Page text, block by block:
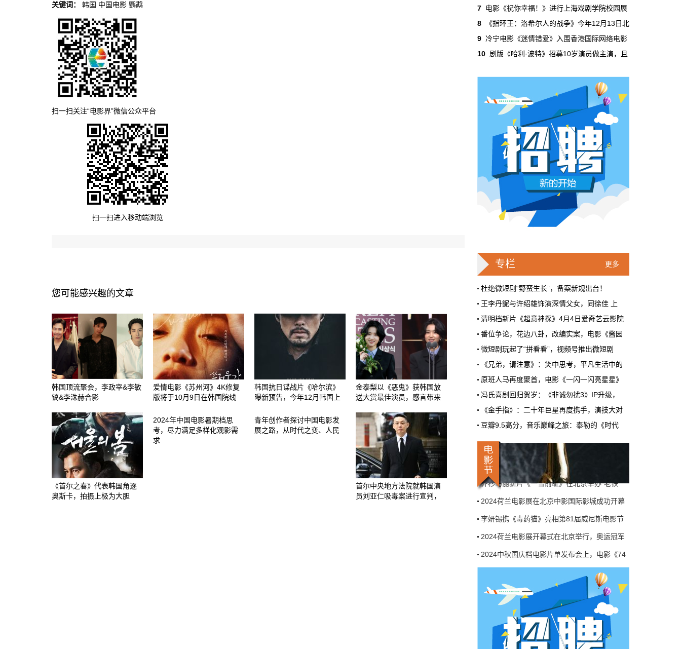
关键词： 韩国 中国电影 鹦鹉
扫一扫关注“电影界”微信公众平台
扫一扫进入移动端浏览
您可能感兴趣的文章
韩国顶流聚会，李政宰&李敏
镐&李洙赫合影
爱情电影《苏州河》4K修复
版将于10月9日在韩国院线
韩国抗日谍战片《哈尔滨》
曝新预告，今年12月韩国上
金泰梨以《恶鬼》获韩国放
送大赏最佳演员，感言带来
《首尔之春》代表韩国角逐
奥斯卡，拍摄上极为大胆
2024年中国电影暑期档思
考，尽力满足多样化观影需
求
青年创作者探讨中国电影发
展之路，从时代之变、人民
首尔中央地方法院就韩国演
员刘亚仁吸毒案进行宣判，
6月29日 10:20:00
时间，年轻人在电影院里的占比缩水了一半还
多。20岁以下更夸张，从8.9%跌到2.9%，几
乎归零…
本网原创
6月29日 10:20:00
AI短剧赢了数量，真人短剧赢了命
2026年一季度，全行业上线微短剧12.8万部，
其中AI短剧12.2万部，占比超过95%。真人短
剧？只剩几千部。你猜这95%的AI短剧，拿走
了多少流量？
本网原创
6月28日 13:03:00
戛纳一句"Fuck AI"，喊出了多少电影人
高定，而是一句话。
本网原创
6月28日 9:25:00
周星驰跑去拍AI短剧了，电影院还剩什
么？
5月31号，横店。63岁的周星驰穿着黑色夹克
出现在《食神2026》的开机现场。这部短剧改
编自他30年前的经典电影，竖屏拍摄，AI辅助
制作，成本400万。预计9月上线。
本网原创
6月28日 9:25:00
短剧从业者在评论区集体破防。有人说"今年开
机率比去年腰斩"，有人说"演员片酬从日薪800
三天的东西，AI一天出八集，还比你好看…
本网原创
6月27日 10:01:00
9万块银幕，全年只卖400亿：电影院的
钱去哪了？
画，类型挺全。刘烨的《四渡》、皮克斯的
《玩具总动员5》、谢苗的《火遮眼》，该有的
牌都亮出来了。
6月27日 10:01:00
7万部AI短剧一夜下架，广电总局这次是
动真格的
6月24日，广电总局官网挂出了一份文件。没
有发布会，没有吹风会。就这么安安静静地，
把《微短剧发展管理办法（征求意见稿）》摆
到了所有人面前。
本网原创
7 电影《祝你幸福！》进行上海戏剧学院校园展
8
《指环王：洛希尔人的战争》今年12月13日北
9 冷宁电影《迷情错爱》入围香港国际网络电影
10 剧版《哈利·波特》招募10岁演员做主演，且
更多
专栏
杜绝微短剧“野蛮生长”，备案新规出台！
王李丹鈮与许绍雄饰演深情父女，同徐佳 上
清明档新片《超意神探》4月4日爱奇艺云影院
番位争论，花边八卦，改编实案，电影《酱园
微短剧玩起了“拼看看”，视频号推出微短剧
《兄弟，请注意》：笑中思考，平凡生活中的
原班人马再度聚首，电影《一闪一闪亮星星》
冯氏喜剧回归贺岁：《非诚勿扰3》IP升级，
《金手指》：二十年巨星再度携手，演技大对
豆瓣9.5高分，音乐巅峰之旅：泰勒的《时代
2024荷兰电影展开幕式在北京举行，奥运冠军
2024中秋国庆档电影片单发布会上，电影《74
网络剧《边水往事》研讨会在京举行，江奇霖
话剧《蒙藏学校》在京首演， 讲述首个少数
乔杉马丽新片《一雪前耻》在北京举办“老铁
2024荷兰电影展在北京中影国际影城成功开幕
李妍锡携《毒药猫》亮相第81届威尼斯电影节
2024荷兰电影展开幕式在北京举行，奥运冠军
2024中秋国庆档电影片单发布会上，电影《74
网络剧《边水往事》研讨会在京举行，江奇霖
话剧《蒙藏学校》在京首演， 讲述首个少数
乔杉马丽新片《一雪前耻》在北京举办“老铁
2024荷兰电影展在北京中影国际影城成功开幕
李妍锡携《毒药猫》亮相第81届威尼斯电影节